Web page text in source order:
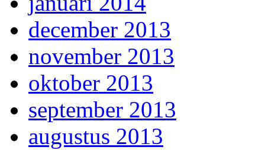
december 2013
november 2013
oktober 2013
september 2013
augustus 2013